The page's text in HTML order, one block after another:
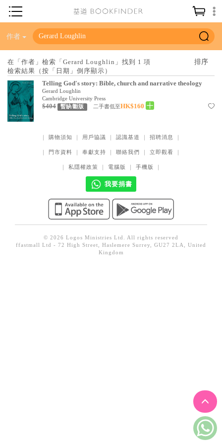
神學／教義
聖經
信仰入門
教會歷史
信徒生活
社會／倫理
哲學／宗教比較
文藝／勵志
作者
在「作者」檢索「Gerard Loughlin」找到 1 項
檢索結果（按「日期」倒序顯示）
Telling God's story: Bible, church and narrative theology
Gerard Loughlin
Cambridge University Press
$404 暫缺/斷版 二手書低至HK$160
｜ 購物須知 ｜ 用戶協議 ｜ 認識基道 ｜ 招聘消息 ｜
｜ 門市資料 ｜ 奉獻支持 ｜ 聯絡我們 ｜ 立即觀看 ｜
｜ 私隱權政策 ｜ 電腦版 ｜ 手機版 ｜
我要捐書
© 2026 Logos Ministries Ltd. All rights reserved
ffastmall Ltd - 72 High Street, Haslemere Surrey, GU27 2LA, United
Kingdom